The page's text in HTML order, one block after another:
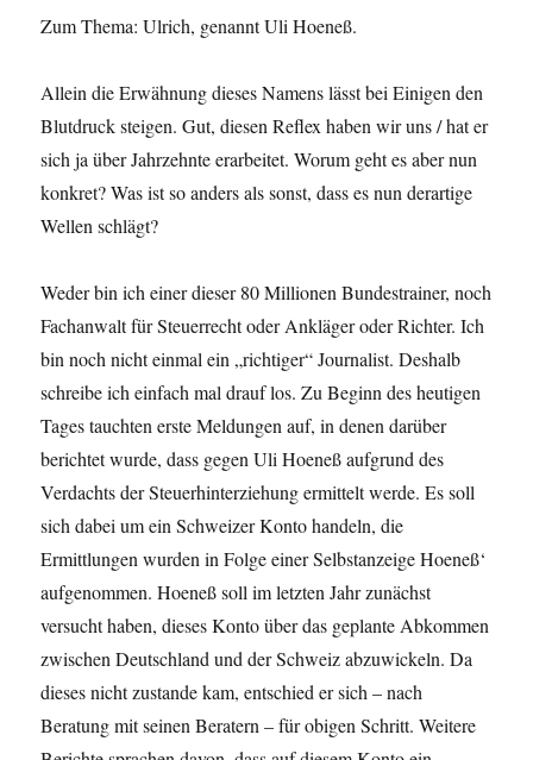
Zum Thema: Ulrich, genannt Uli Hoeneß.
Allein die Erwähnung dieses Namens lässt bei Einigen den
Blutdruck steigen. Gut, diesen Reflex haben wir uns / hat er
sich ja über Jahrzehnte erarbeitet. Worum geht es aber nun
konkret? Was ist so anders als sonst, dass es nun derartige
Wellen schlägt?
Weder bin ich einer dieser 80 Millionen Bundestrainer, noch
Fachanwalt für Steuerrecht oder Ankläger oder Richter. Ich
bin noch nicht einmal ein „richtiger“ Journalist. Deshalb
schreibe ich einfach mal drauf los. Zu Beginn des heutigen
Tages tauchten erste Meldungen auf, in denen darüber
berichtet wurde, dass gegen Uli Hoeneß aufgrund des
Verdachts der Steuerhinterziehung ermittelt werde. Es soll
sich dabei um ein Schweizer Konto handeln, die
Ermittlungen wurden in Folge einer Selbstanzeige Hoeneß‘
aufgenommen. Hoeneß soll im letzten Jahr zunächst
versucht haben, dieses Konto über das geplante Abkommen
zwischen Deutschland und der Schweiz abzuwickeln. Da
dieses nicht zustande kam, entschied er sich – nach
Beratung mit seinen Beratern – für obigen Schritt. Weitere